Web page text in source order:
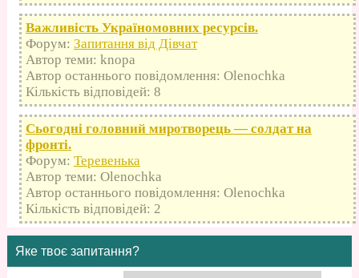
Важливість Україномовних ресурсів.
Форум: Запитання від Дівчат
Автор теми: knopa
Автор останнього повідомлення: Olenochka
Кількість відповідей: 8
Сьогодні головний миротворець — солдат на
фронті.
Форум: Теревенька
Автор теми: Olenochka
Автор останнього повідомлення: Olenochka
Кількість відповідей: 2
Яке твоє запитання?